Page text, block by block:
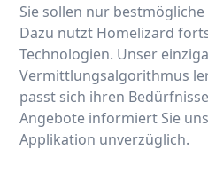
Sie sollen nur
Dazu nutzt Homelizard
Technologien. Unser
Vermittlungsalgorithmus
passt sich ihren
Angebote informiert Sie
Applikation unverzüglich.